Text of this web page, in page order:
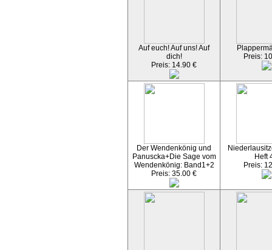
Auf euch! Auf uns! Auf
dich!
Preis: 14.90 €
Preis:
Der Wendenkönig und
Panuscka+Die Sage vom
Wendenkönig: Band1+2
Preis: 35.00 €
Heft
Preis: